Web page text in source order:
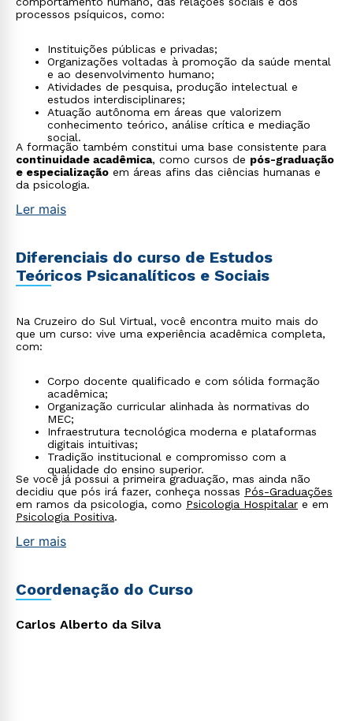
processos psíquicos, como:
Instituições públicas e privadas;
Organizações voltadas à promoção da saúde mental
e ao desenvolvimento humano;
Atividades de pesquisa, produção intelectual e
estudos interdisciplinares;
Atuação autônoma em áreas que valorizem
conhecimento teórico, análise crítica e mediação
social.
A formação também constitui uma base consistente para
continuidade acadêmica, como cursos de pós-graduação
e especialização em áreas afins das ciências humanas e
da psicologia.
Ler mais
Diferenciais do curso de Estudos
Teóricos Psicanalíticos e Sociais
Na Cruzeiro do Sul Virtual, você encontra muito mais do
que um curso: vive uma experiência acadêmica completa,
com:
Corpo docente qualificado e com sólida formação
acadêmica;
Organização curricular alinhada às normativas do
MEC;
Infraestrutura tecnológica moderna e plataformas
digitais intuitivas;
Tradição institucional e compromisso com a
qualidade do ensino superior.
Se você já possui a primeira graduação, mas ainda não
decidiu que pós irá fazer, conheça nossas Pós-Graduações
em ramos da psicologia, como Psicologia Hospitalar e em
Psicologia Positiva.
Ler mais
Coordenação do Curso
Carlos Alberto da Silva